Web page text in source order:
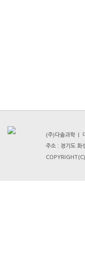
(주)다솔과학 |
주소 : 경기도